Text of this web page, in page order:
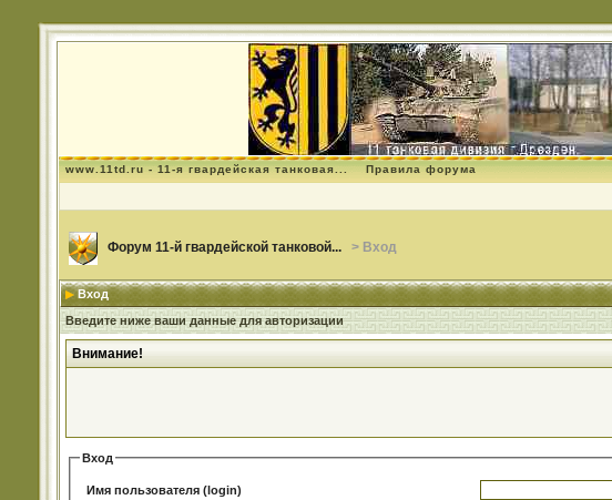
www.11td.ru - 11-я гвардейская танковая... Правила форума
Форум 11-й гвардейской танковой... > Вход
Вход
Введите ниже ваши данные для авторизации
Внимание!
Вход
Имя пользователя (login)